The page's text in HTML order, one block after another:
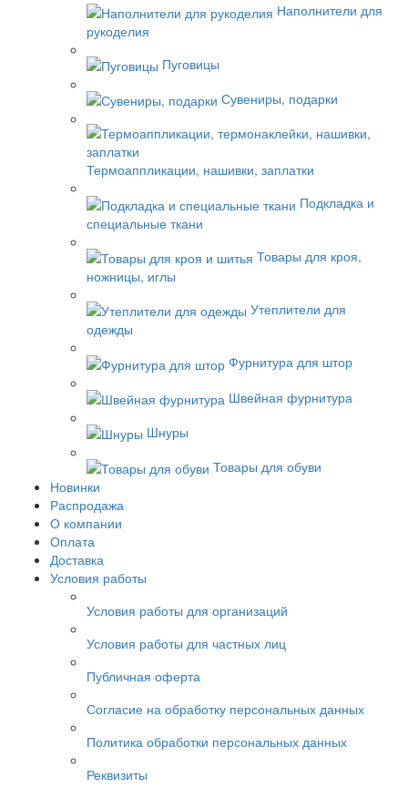
Наполнители для
рукоделия
Пуговицы
Сувениры, подарки
Термоаппликации, нашивки, заплатки
Подкладка и
специальные ткани
Товары для кроя,
ножницы, иглы
Утеплители для
одежды
Фурнитура для штор
Швейная фурнитура
Шнуры
Товары для обуви
Новинки
Распродажа
О компании
Оплата
Доставка
Условия работы
Условия работы для организаций
Условия работы для частных лиц
Публичная оферта
Согласие на обработку персональных данных
Политика обработки персональных данных
Реквизиты